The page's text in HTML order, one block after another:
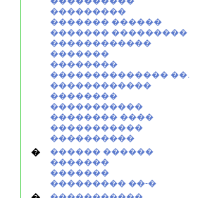
���������
������� ������
������� ���������
������������
�������
��������
�������������� ��.
������������
��������
�����������
�������� ����
�����������
����������
�
������ ������
�������
�������
��������� ��-�